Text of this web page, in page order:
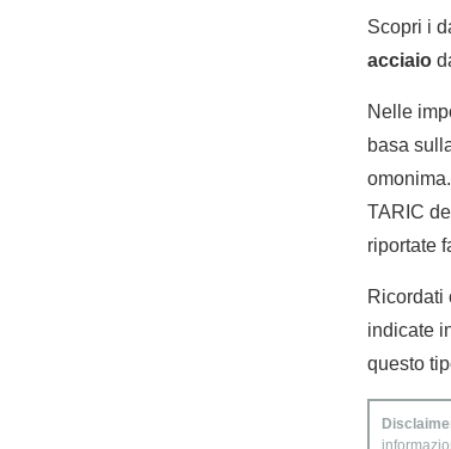
Scopri i
acciaio
Nelle
basa
TARIC
riportate
Ricordati
indicate
questo